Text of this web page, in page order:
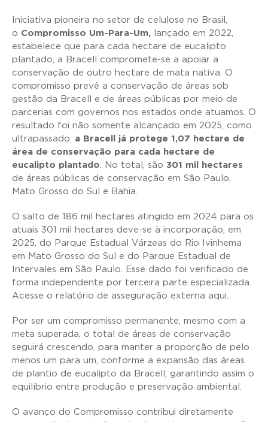
Iniciativa pioneira no setor de celulose no Brasil,
o Compromisso Um-Para-Um,
lançado em 2022,
estabelece que para cada hectare de eucalipto
plantado, a Bracell compromete-se a apoiar a
conservação de outro hectare de mata nativa. O
compromisso prevê a conservação de áreas sob
gestão da Bracell e de áreas públicas por meio de
parcerias com governos nos estados onde atuamos. O
resultado foi não somente alcançado em 2025, como
ultrapassado: a Bracell já protege 1,07 hectare de
área de conservação para cada hectare de
eucalipto plantado . No total, são 301 mil hectares
de áreas públicas de conservação em São Paulo,
Mato Grosso do Sul e Bahia.
O salto de 186 mil hectares atingido em 2024 para os
atuais 301 mil hectares deve-se à incorporação, em
2025, do Parque Estadual Várzeas do Rio Ivinhema
em Mato Grosso do Sul e do Parque Estadual de
Intervales em São Paulo. Esse dado foi verificado de
forma independente por terceira parte especializada.
Acesse o relatório de asseguração externa aqui.
Por ser um compromisso permanente, mesmo com a
meta superada, o total de áreas de conservação
seguirá crescendo, para manter a proporção de pelo
menos um para um, conforme a expansão das áreas
de plantio de eucalipto da Bracell, garantindo assim o
equilíbrio entre produção e preservação ambiental.
O avanço do Compromisso contribui diretamente